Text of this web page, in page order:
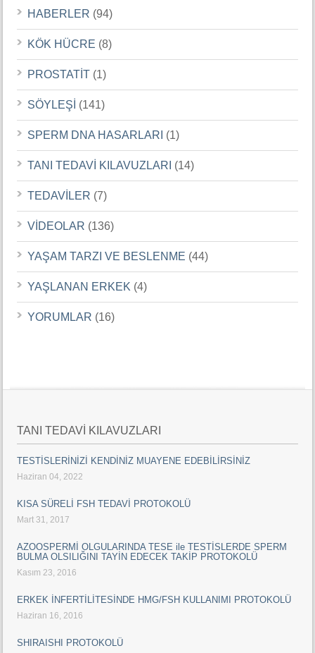
HABERLER (94)
KÖK HÜCRE (8)
PROSTATİT (1)
SÖYLEŞİ (141)
SPERM DNA HASARLARI (1)
TANI TEDAVİ KILAVUZLARI (14)
TEDAVİLER (7)
VİDEOLAR (136)
YAŞAM TARZI VE BESLENME (44)
YAŞLANAN ERKEK (4)
YORUMLAR (16)
TANI TEDAVİ KILAVUZLARI
TESTİSLERİNİZİ KENDİNİZ MUAYENE EDEBİLİRSİNİZ
Haziran 04, 2022
KISA SÜRELİ FSH TEDAVİ PROTOKOLÜ
Mart 31, 2017
AZOOSPERMİ OLGULARINDA TESE ile TESTİSLERDE SPERM
BULMA OLSILIĞINI TAYİN EDECEK TAKİP PROTOKOLÜ
Kasım 23, 2016
ERKEK İNFERTİLİTESİNDE HMG/FSH KULLANIMI PROTOKOLÜ
Haziran 16, 2016
SHIRAISHI PROTOKOLÜ